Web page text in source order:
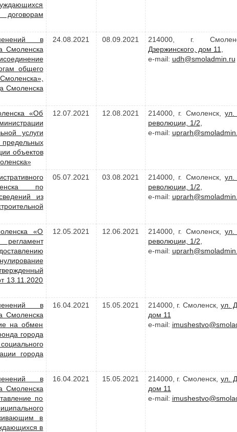
в
Смоленска
общего
Смоленска
24.08.2021 08.09.2021 214000, г.
Дзержинского, дом 11
e-mail: udh@smoladmin.ru
«Об
услуги
объектов
12.07.2021 12.08.2021 214000, г. Смоленск, ул.
революции, 1/2
e-mail:
по
из
05.07.2021 03.08.2021 214000, г. Смоленск, ул.
революции, 1/2
e-mail:
«О
13.11.2020
12.05.2021 12.06.2021 214000, г. Смоленск, ул.
революции, 1/2
e-mail:
в
Смоленска
на обмен
города
города
16.04.2021 15.05.2021 214000, г. Смоленск, ул.
дом 11
e-mail:
в
Смоленска
по
в
в
16.04.2021 15.05.2021 214000, г. Смоленск, ул.
дом 11
e-mail: